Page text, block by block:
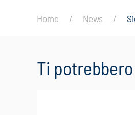
Home News
Ti